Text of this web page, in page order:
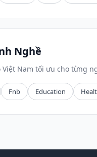
Nghề
Việt Nam tối ưu cho từng
Fnb Education